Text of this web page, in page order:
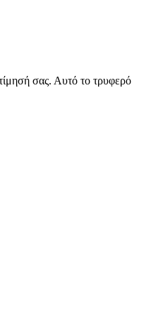
σας. Αυτό το τρυφερό